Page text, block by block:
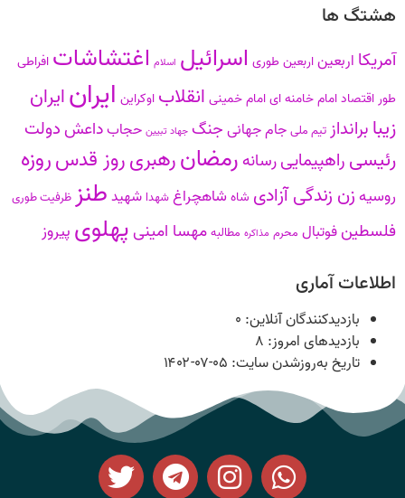
هشتگ ها
آمریکا اربعیناربعین طوری اسرائیل اسلام اغتشاشات افراطی
طوراقتصادامام خامنه ایامام خمینی انقلاب اوکراین ایرانایران
زیبا برانداز تیم ملیجام جهانی جنگ جهاد تبیین حجابداعشدولت
رئیسی راهپیماییرسانهرمضانرهبریروز قدسروزه
روسیهزن زندگی آزادی شاهشاهچراغشهدا شهید طنز ظرفیت طوری
فلسطینفوتبال محرم مذاکره مطالبهمهسا امینیپهلوی پیروز
اطلاعات آماری
بازدیدکنندگان آنلاین: ۰
بازدیدهای امروز: ۸
تاریخ به‌روزشدن سایت: ۱۴۰۲-۰۷-۰۵